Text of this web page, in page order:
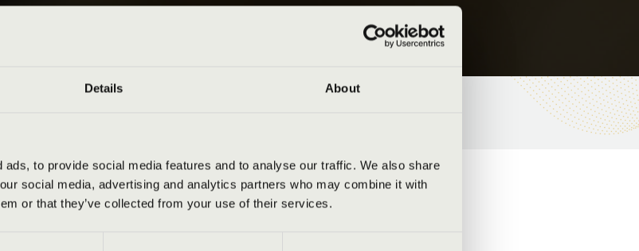
Details About
to provide social media features and to analyse our traffic. We also share
social media, advertising and analytics partners who may combine it with
or that they’ve collected from your use of their services.